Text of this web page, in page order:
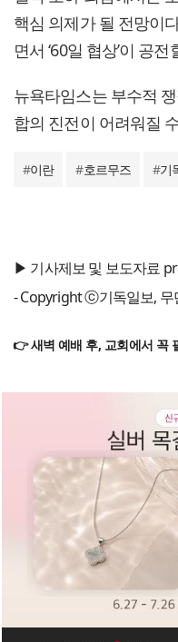
핵심 의제가 될 전망이
면서 ‘60일 협상’이 공
뉴욕타임스는 부수적
합의 진전이 어려워질
#이란 #호르무즈 #기
▶ 기사제보 및 보도자료
- Copyright ⓒ기독일보, 무
👉 새벽 예배 후, 교회에서 꼭